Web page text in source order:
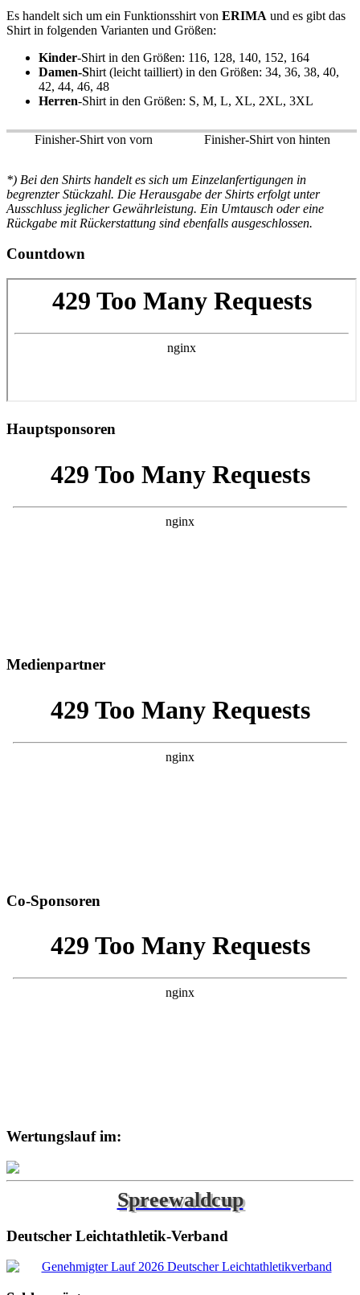
Es handelt sich um ein Funktionsshirt von ERIMA und es gibt das
Shirt in folgenden Varianten und Größen:
Kinder-Shirt in den Größen: 116, 128, 140, 152, 164
Damen-Shirt (leicht tailliert) in den Größen: 34, 36, 38, 40,
42, 44, 46, 48
Herren-Shirt in den Größen: S, M, L, XL, 2XL, 3XL
Finisher-Shirt von vorn Finisher-Shirt von hinten
*) Bei den Shirts handelt es sich um Einzelanfertigungen in
begrenzter Stückzahl. Die Herausgabe der Shirts erfolgt unter
Ausschluss jeglicher Gewährleistung. Ein Umtausch oder eine
Rückgabe mit Rückerstattung sind ebenfalls ausgeschlossen.
Countdown
Hauptsponsoren
Medienpartner
Co-Sponsoren
Wertungslauf im:
Spreewaldcup
Deutscher Leichtathletik-Verband